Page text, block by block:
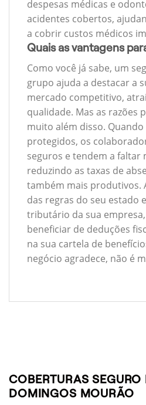
despesas médicas e
acidentes cobertos,
a cobrir custos médicos
Quais as vantagens
Como você já sabe, um
grupo ajuda a destacar a
mercado competitivo,
qualidade. Mas as razões
muito além disso.
protegidos, os
seguros e tendem a faltar
reduzindo as taxas de
também mais produtivos.
das regras do seu estado
tributário da sua
beneficiar de deduções
na sua cartela de
negócio agradece, não é
COBERTURAS SEGURO
DOMINGOS MOURÃO